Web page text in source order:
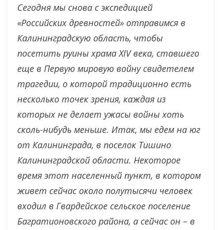
Сегодня мы снова с экспедицией
«Российских древностей» отправимся в
Калининградскую область, чтобы
посетить руины храма XIV века, ставшего
еще в Первую мировую войну свидетелем
трагедии, о которой традиционно есть
несколько точек зрения, каждая из
которых не делает ужасы войны хоть
сколь-нибудь меньше. Итак, мы едем на юг
от Калининграда, в поселок Тишино
Калининградской области. Некоторое
время этот населенный пункт, в котором
живет сейчас около полутысячи человек
входил в Гвардейское сельское поселение
Багратионовского района, а сейчас он – в